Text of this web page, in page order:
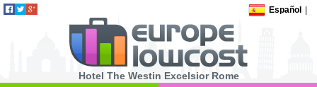
Español
Hotel The Westin Excelsior Rome